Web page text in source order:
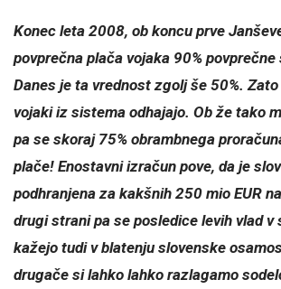
Konec leta 2008, ob koncu prve
povprečna plača vojaka 90%
Danes je ta vrednost zgolj še 50%.
vojaki iz sistema odhajajo. Ob že tako
pa se skoraj 75% obrambnega
plače! Enostavni izračun pove, da je
podhranjena za kakšnih 250 mio EUR
drugi strani pa se posledice levih vlad v
kažejo tudi v blatenju slovenske
drugače si lahko lahko razlagamo